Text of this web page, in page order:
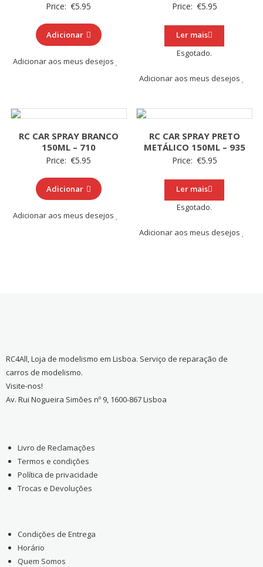
Price: €5.95
Adicionar
Adicionar aos meus desejos
Price: €5.95
Ler mais
Esgotado.
Adicionar aos meus desejos
RC CAR SPRAY BRANCO
150ML – 710
Price: €5.95
Adicionar
Adicionar aos meus desejos
RC CAR SPRAY PRETO
METÁLICO 150ML – 935
Price: €5.95
Ler mais
Esgotado.
Adicionar aos meus desejos
RC4All, Loja de modelismo em Lisboa. Serviço de reparação de
carros de modelismo.
Visite-nos!
Av. Rui Nogueira Simões nº 9, 1600-867 Lisboa
Livro de Reclamações
Termos e condições
Política de privacidade
Trocas e Devoluções
Condições de Entrega
Horário
Quem Somos